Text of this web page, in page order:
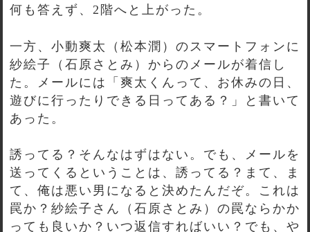
何も答えず、2階へと上がった。
一方、小動爽太（松本潤）のスマートフォンに
紗絵子（石原さとみ）からのメールが着信し
た。メールには「爽太くんって、お休みの日、
遊びに行ったりできる日ってある？」と書いて
あった。
誘ってる？そんなはずはない。でも、メールを
送ってくるということは、誘ってる？まて、ま
て、俺は悪い男になると決めたんだぞ。これは
罠か？紗絵子さん（石原さとみ）の罠ならかか
っても良いか？いつ返信すればいい？でも、や